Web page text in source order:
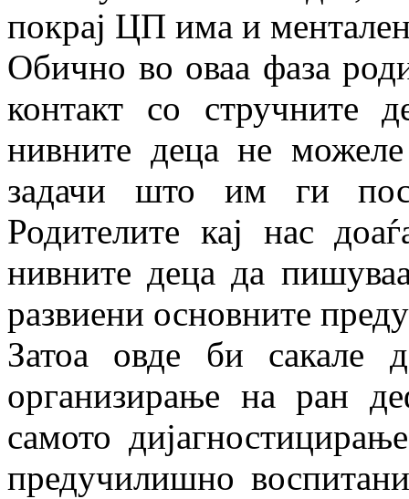
покрај ЦП има и
Обично во оваа фаза
контакт со стручните
нивните деца не
задачи што им ги
Родителите кај нас
нивните деца да
развиени основните
Затоа овде би сакале
организирање на ран
самото
предучилишно